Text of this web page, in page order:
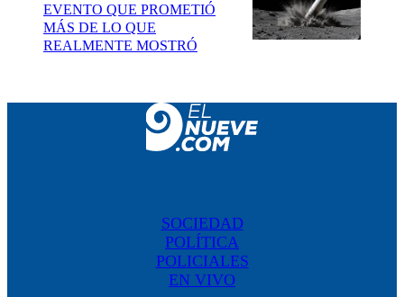
EVENTO QUE PROMETIÓ
MÁS DE LO QUE
REALMENTE MOSTRÓ
SOCIEDAD
POLÍTICA
POLICIALES
EN VIVO